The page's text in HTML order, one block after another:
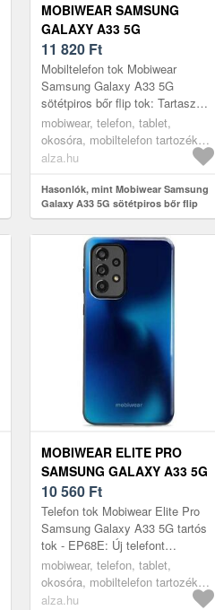
MOBIWEAR SAMSUNG
GALAXY A33 5G
SÖTÉTPIROS BŐR FLIP TOK
11 820 Ft
Mobiltelefon tok Mobiwear
Samsung Galaxy A33 5G
sötétpiros bőr flip tok: Tartasz
attól, hogy az újonnan vásárolt
mobiltelefonodnak baja esik? A
kiv...
mobiwear, telefon, tablet,
okosóra, mobiltelefon tartozékok,
tokok
alza.hu
Hasonlók, mint Mobiwear Samsung
Galaxy A33 5G sötétpiros bőr flip
tok
MOBIWEAR ELITE PRO
SAMSUNG GALAXY A33 5G
TARTÓS TOK - EP68E
10 560 Ft
Telefon tok Mobiwear Elite Pro
Samsung Galaxy A33 5G tartós
tok - EP68E: Új telefont
vásároltál, és félsz, hogy
megsérül? Eme praktikus
SAMSUNG Gal...
mobiwear, telefon, tablet,
okosóra, mobiltelefon tartozékok,
tokok
alza.hu